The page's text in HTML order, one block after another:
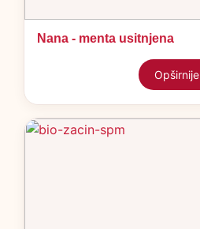
Nana - menta usitnjena
Opširnije